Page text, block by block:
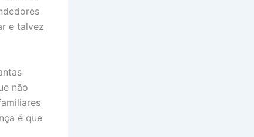
e talvez
não
é que